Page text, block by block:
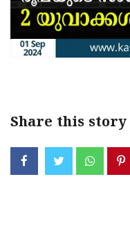
Share this story